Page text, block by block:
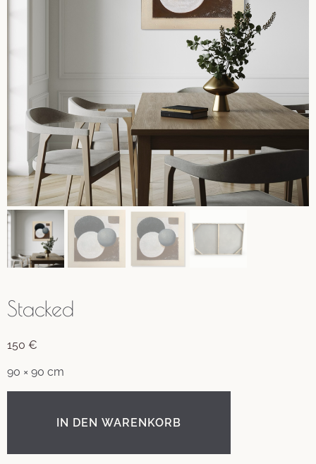
Stacked
150 €
90 × 90 cm
IN DEN WARENKORB